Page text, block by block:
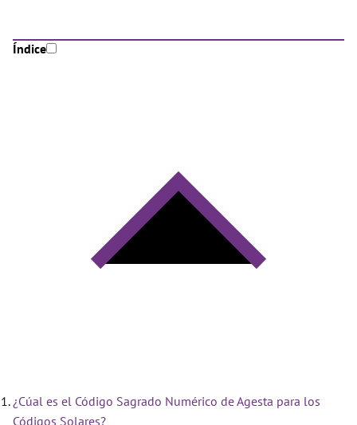
Índice
¿Cúal es el Código Sagrado Numérico de Agesta para los
Códigos Solares?